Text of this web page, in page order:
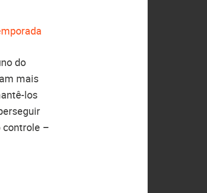
do
mais
los
controle –